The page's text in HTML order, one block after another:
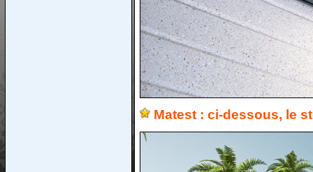
Matest : ci-dessous, le